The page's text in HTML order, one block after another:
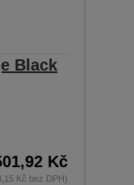
Black
Kč
Kč bez DPH)